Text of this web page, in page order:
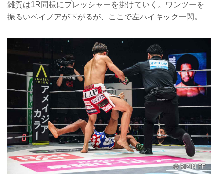
雑賀は1R同様にプレッシャーを掛けていく。ワンツーを
振るいベイノアが下がるが、ここで左ハイキック一閃。